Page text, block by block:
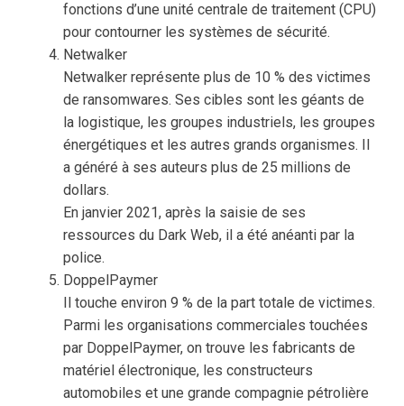
fonctions d’une unité centrale de traitement (CPU)
pour contourner les systèmes de sécurité.
Netwalker
Netwalker représente plus de 10 % des victimes
de ransomwares. Ses cibles sont les géants de
la logistique, les groupes industriels, les groupes
énergétiques et les autres grands organismes. Il
a généré à ses auteurs plus de 25 millions de
dollars.
En janvier 2021, après la saisie de ses
ressources du Dark Web, il a été anéanti par la
police.
DoppelPaymer
Il touche environ 9 % de la part totale de victimes.
Parmi les organisations commerciales touchées
par DoppelPaymer, on trouve les fabricants de
matériel électronique, les constructeurs
automobiles et une grande compagnie pétrolière